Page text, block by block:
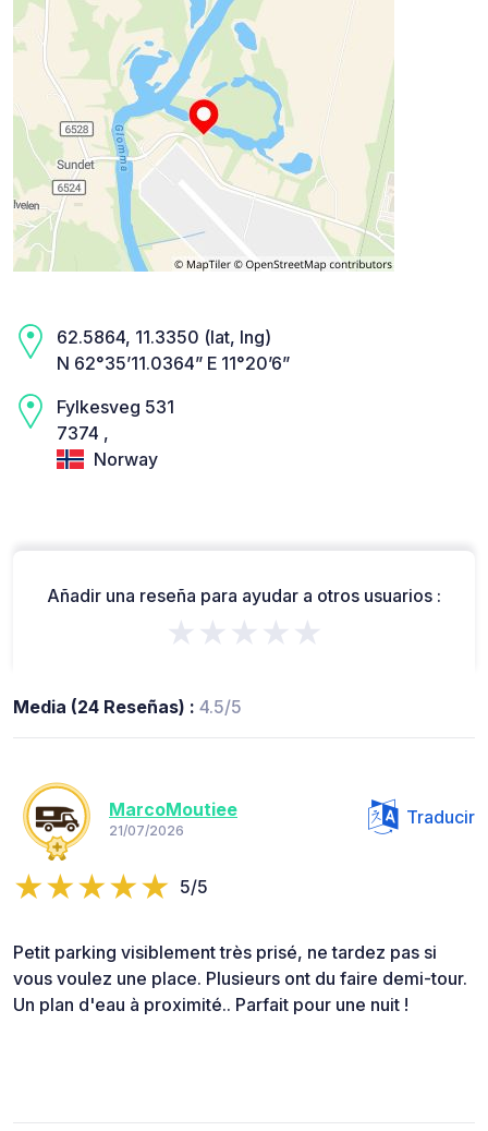
62.5864, 11.3350 (lat, lng)
N 62°35’11.0364” E 11°20’6”
Fylkesveg 531
7374 ,
Norway
Añadir una reseña para ayudar a otros usuarios :
★★★★★
Media (24 Reseñas) : 4.5/5
MarcoMoutiee
21/07/2026
Traducir
5/5
Petit parking visiblement très prisé, ne tardez pas si
vous voulez une place. Plusieurs ont du faire demi-tour.
Un plan d'eau à proximité.. Parfait pour une nuit !